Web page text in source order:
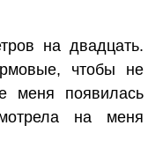
на двадцать.
чтобы не
меня появилась
на меня